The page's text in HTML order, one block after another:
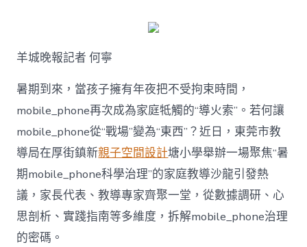
治
理
難
題？
讓
mobilJIUYI
俱
意
空
間
設
羊城晚報記者 何寧
暑期到來，當孩子擁有年夜把不受拘束時間，
mobile_phone再次成為家庭牴觸的“導火索”。若何讓
mobile_phone從“戰場”變為“東西”？近日，東莞市教
導局在厚街鎮新親子空間設計塘小學舉辦一場聚焦“暑
期mobile_phone科學治理”的家庭教導沙龍引發熱
議，家長代表、教導專家齊聚一堂，從數據調研、心
思剖析、實踐指南等多維度，拆解mobile_phone治理
的密碼。